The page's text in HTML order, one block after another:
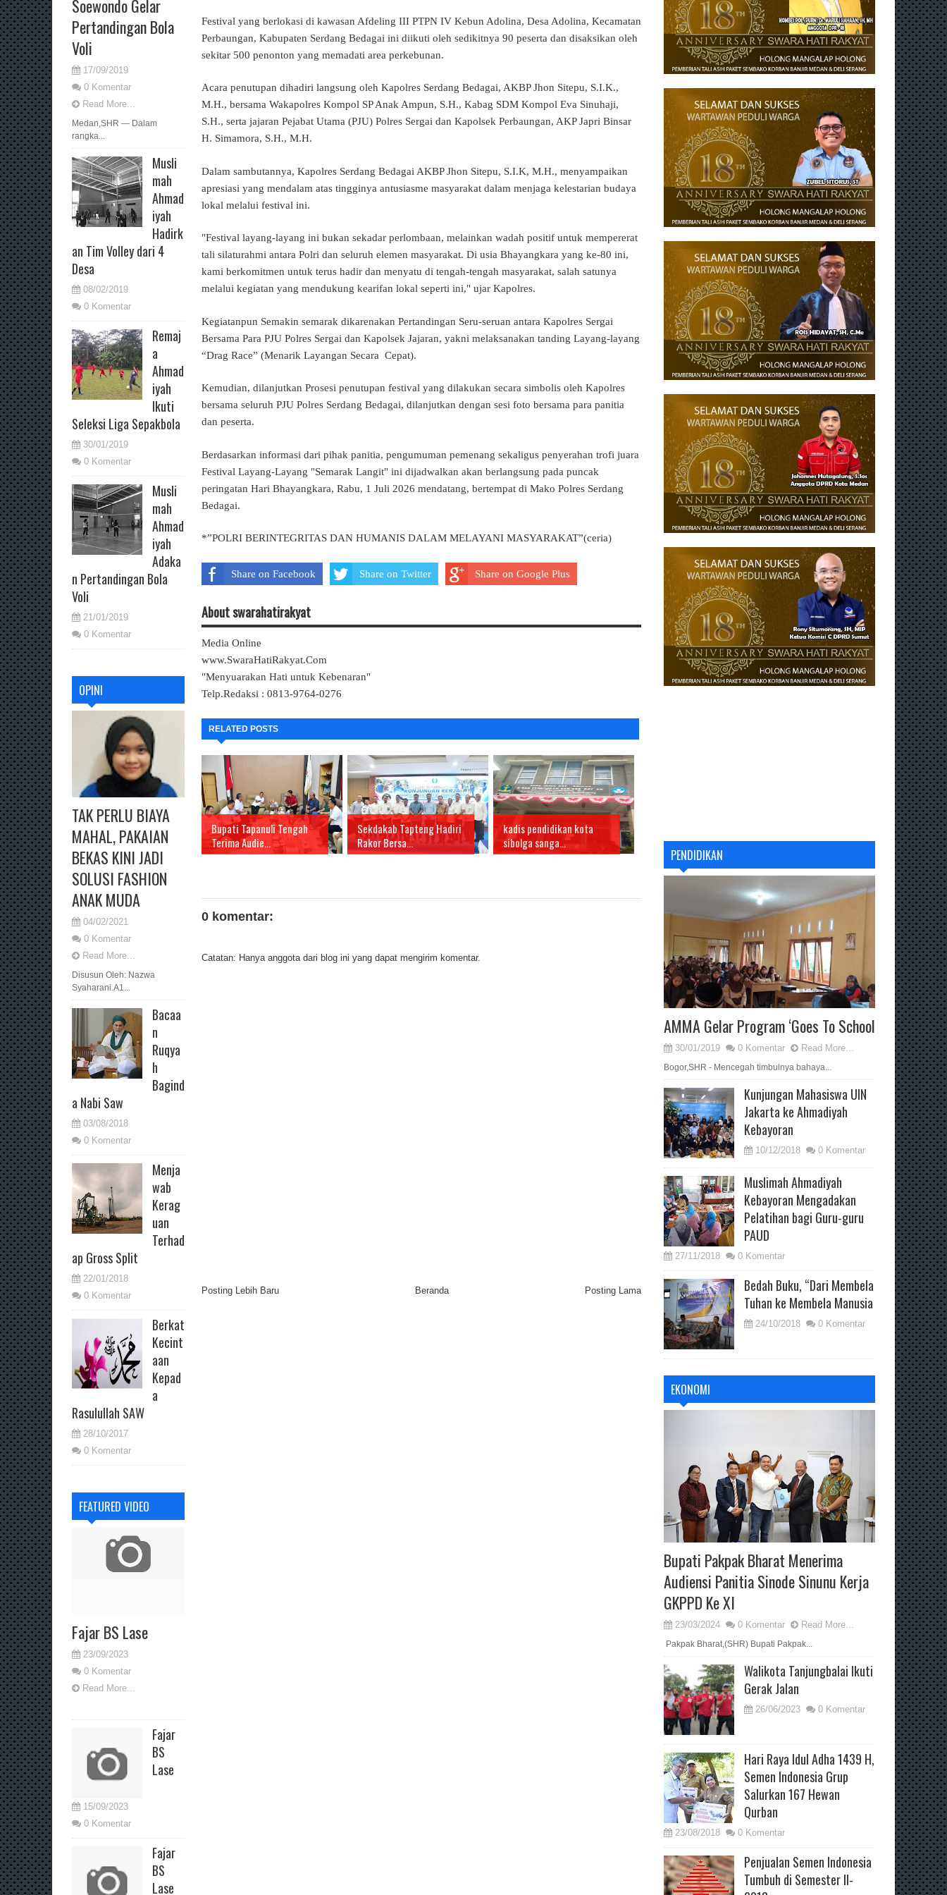
Soewondo Gelar
Pertandingan Bola
Voli
17/09/2019
0 Komentar
Read More...
Medan,SHR — Dalam
rangka...
Musli
mah
Ahmad
iyah
Hadirk
an Tim Volley dari 4
Desa
08/02/2019
0 Komentar
Remaj
a
Ahmad
iyah
Ikuti
Seleksi Liga Sepakbola
30/01/2019
0 Komentar
Musli
mah
Ahmad
iyah
Adaka
n Pertandingan Bola
Voli
21/01/2019
0 Komentar
OPINI
TAK PERLU BIAYA
MAHAL, PAKAIAN
BEKAS KINI JADI
SOLUSI FASHION
ANAK MUDA
04/02/2021
0 Komentar
Read More...
Disusun Oleh: Nazwa
Syaharani.A1...
Bacaa
n
Ruqya
h
Bagind
a Nabi Saw
03/08/2018
0 Komentar
Menja
wab
Kerag
uan
Terhad
ap Gross Split
22/01/2018
0 Komentar
Berkat
Kecint
aan
Kepad
a
Rasulullah SAW
28/10/2017
0 Komentar
FEATURED VIDEO
Fajar BS Lase
23/09/2023
0 Komentar
Read More...
Fajar
BS
Lase
15/09/2023
0 Komentar
Fajar
BS
Lase
Festival yang berlokasi di kawasan Afdeling III PTPN IV Kebun Adolina, Desa Adolina, Kecamatan
Perbaungan, Kabupaten Serdang Bedagai ini diikuti oleh sedikitnya 90 peserta dan disaksikan oleh
sekitar 500 penonton yang memadati area perkebunan.
Acara penutupan dihadiri langsung oleh Kapolres Serdang Bedagai, AKBP Jhon Sitepu, S.I.K.,
M.H., bersama Wakapolres Kompol SP Anak Ampun, S.H., Kabag SDM Kompol Eva Sinuhaji,
S.H., serta jajaran Pejabat Utama (PJU) Polres Sergai dan Kapolsek Perbaungan, AKP Japri Binsar
H. Simamora, S.H., M.H.
Dalam sambutannya, Kapolres Serdang Bedagai AKBP Jhon Sitepu, S.I.K, M.H., menyampaikan
apresiasi yang mendalam atas tingginya antusiasme masyarakat dalam menjaga kelestarian budaya
lokal melalui festival ini.
"Festival layang-layang ini bukan sekadar perlombaan, melainkan wadah positif untuk mempererat
tali silaturahmi antara Polri dan seluruh elemen masyarakat. Di usia Bhayangkara yang ke-80 ini,
kami berkomitmen untuk terus hadir dan menyatu di tengah-tengah masyarakat, salah satunya
melalui kegiatan yang mendukung kearifan lokal seperti ini," ujar Kapolres.
Kegiatanpun Semakin semarak dikarenakan Pertandingan Seru-seruan antara Kapolres Sergai
Bersama Para PJU Polres Sergai dan Kapolsek Jajaran, yakni melaksanakan tanding Layang-layang
“Drag Race” (Menarik Layangan Secara Cepat).
Kemudian, dilanjutkan Prosesi penutupan festival yang dilakukan secara simbolis oleh Kapolres
bersama seluruh PJU Polres Serdang Bedagai, dilanjutkan dengan sesi foto bersama para panitia
dan peserta.
Berdasarkan informasi dari pihak panitia, pengumuman pemenang sekaligus penyerahan trofi juara
Festival Layang-Layang "Semarak Langit" ini dijadwalkan akan berlangsung pada puncak
peringatan Hari Bhayangkara, Rabu, 1 Juli 2026 mendatang, bertempat di Mako Polres Serdang
Bedagai.
*”POLRI BERINTEGRITAS DAN HUMANIS DALAM MELAYANI MASYARAKAT”(ceria)
Share on Facebook Share on Twitter Share on Google Plus
About swarahatirakyat
Media Online
www.SwaraHatiRakyat.Com
"Menyuarakan Hati untuk Kebenaran"
Telp.Redaksi : 0813-9764-0276
RELATED POSTS
Bupati Tapanuli Tengah
Terima Audie...
Sekdakab Tapteng Hadiri
Rakor Bersa...
kadis pendidikan kota
sibolga sanga...
0 komentar:
Catatan: Hanya anggota dari blog ini yang dapat mengirim komentar.
Posting Lebih Baru Posting Lama
Beranda
PENDIDIKAN
AMMA Gelar Program ‘Goes To School
30/01/2019 0 Komentar Read More...
Bogor,SHR - Mencegah timbulnya bahaya...
Kunjungan Mahasiswa UIN
Jakarta ke Ahmadiyah
Kebayoran
10/12/2018 0 Komentar
Muslimah Ahmadiyah
Kebayoran Mengadakan
Pelatihan bagi Guru-guru
PAUD
27/11/2018 0 Komentar
Bedah Buku, “Dari Membela
Tuhan ke Membela Manusia
24/10/2018 0 Komentar
EKONOMI
Bupati Pakpak Bharat Menerima
Audiensi Panitia Sinode Sinunu Kerja
GKPPD Ke XI
23/03/2024 0 Komentar Read More...
Pakpak Bharat,(SHR) Bupati Pakpak...
Walikota Tanjungbalai Ikuti
Gerak Jalan
26/06/2023 0 Komentar
Hari Raya Idul Adha 1439 H,
Semen Indonesia Grup
Salurkan 167 Hewan
Qurban
23/08/2018 0 Komentar
Penjualan Semen Indonesia
Tumbuh di Semester II-